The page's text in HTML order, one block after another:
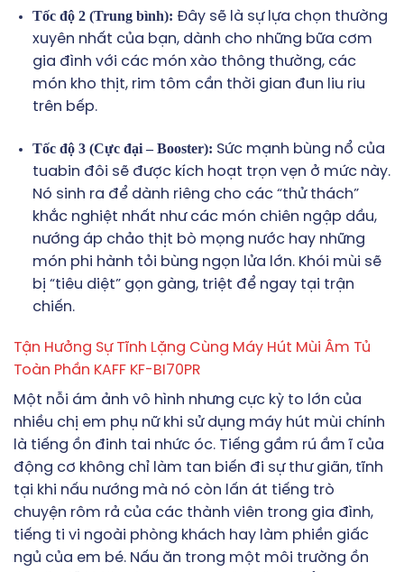
Tốc độ 2 (Trung bình): Đây sẽ là sự lựa chọn thường
xuyên nhất của bạn, dành cho những bữa cơm
gia đình với các món xào thông thường, các
món kho thịt, rim tôm cần thời gian đun liu riu
trên bếp.
Tốc độ 3 (Cực đại – Booster): Sức mạnh bùng nổ của
tuabin đôi sẽ được kích hoạt trọn vẹn ở mức này.
Nó sinh ra để dành riêng cho các “thử thách”
khắc nghiệt nhất như các món chiên ngập dầu,
nướng áp chảo thịt bò mọng nước hay những
món phi hành tỏi bùng ngọn lửa lớn. Khói mùi sẽ
bị “tiêu diệt” gọn gàng, triệt để ngay tại trận
chiến.
Tận Hưởng Sự Tĩnh Lặng Cùng Máy Hút Mùi Âm Tủ
Toàn Phần KAFF KF-BI70PR
Một nỗi ám ảnh vô hình nhưng cực kỳ to lớn của
nhiều chị em phụ nữ khi sử dụng máy hút mùi chính
là tiếng ồn đinh tai nhức óc. Tiếng gầm rú ầm ĩ của
động cơ không chỉ làm tan biến đi sự thư giãn, tĩnh
tại khi nấu nướng mà nó còn lấn át tiếng trò
chuyện rôm rả của các thành viên trong gia đình,
tiếng ti vi ngoài phòng khách hay làm phiền giấc
ngủ của em bé. Nấu ăn trong một môi trường ồn